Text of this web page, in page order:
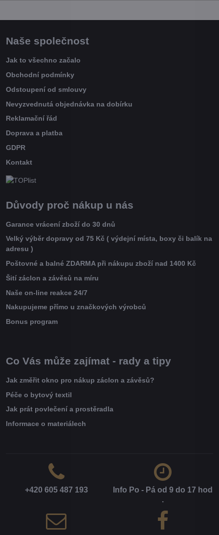
Naše společnost
Jak to všechno začalo
Obchodní podmínky
Odstoupení od smlouvy
Nevyzvednutá objednávka na dobírku
Reklamační řád
Doprava a platba
GDPR
Kontakt
Důvody proč nákup u nás
Garance vrácení zboží do 30 dnů
Velký výběr dopravy od 75 Kč ( výdejní místa, boxy či balík na
adresu )
Poštovné a balné ZDARMA při nákupu zboží nad 1400 Kč
Šití záclon a závěsů na míru
Naše on-line reakce 24/7
Nakupujeme přímo u značkových výrobců
Bonus program
Co Vás může zajímat - rady a tipy
Jak změřit okno pro nákup záclon a závěsů?
Péče o bytový textil
Jak prát povlečení a prostěradla
Informace o materiálech
+420 605 487 193
Info Po - Pá od 9 do 17 hod​
.